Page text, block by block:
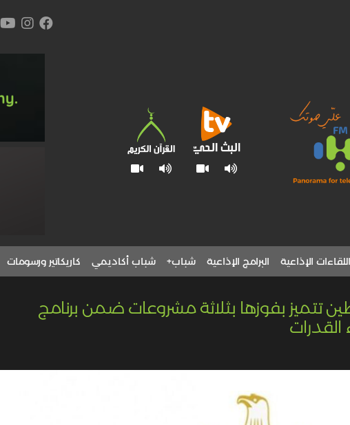
اللقاءات الإذاعية البرامج الإذاعية شباب+ شباب أكاديمي كاريكاتير ورسومات
تتميز بفوزها بثلاثة مشروعات ضمن برنامج